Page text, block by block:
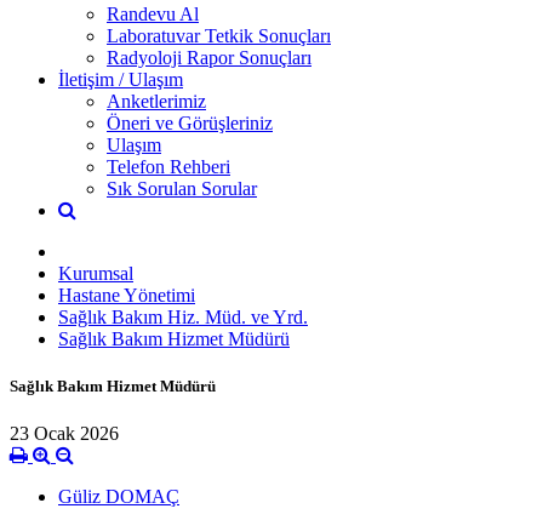
Randevu Al
Laboratuvar Tetkik Sonuçları
Radyoloji Rapor Sonuçları
İletişim / Ulaşım
Anketlerimiz
Öneri ve Görüşleriniz
Ulaşım
Telefon Rehberi
Sık Sorulan Sorular
Kurumsal
Hastane Yönetimi
Sağlık Bakım Hiz. Müd. ve Yrd.
Sağlık Bakım Hizmet Müdürü
Sağlık Bakım Hizmet Müdürü
23 Ocak 2026
Güliz DOMAÇ